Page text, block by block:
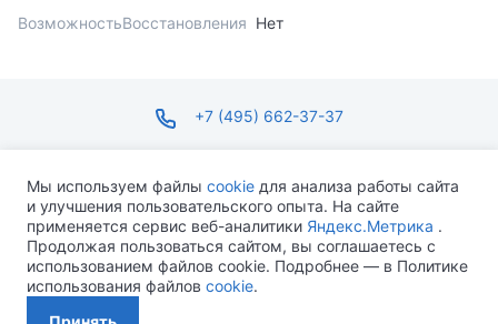
ВозможностьВосстановления Нет
+7 (495) 662-37-37
ПН-ПТ С 09:00 ДО 18:00 СБ-ВС ВЫХОДНОЙ
Мы используем файлы cookie для анализа работы сайта
и улучшения пользовательского опыта. На сайте
применяется сервис веб-аналитики Яндекс.Метрика .
Продолжая пользоваться сайтом, вы соглашаетесь с
использованием файлов cookie. Подробнее — в Политике
использования файлов cookie.